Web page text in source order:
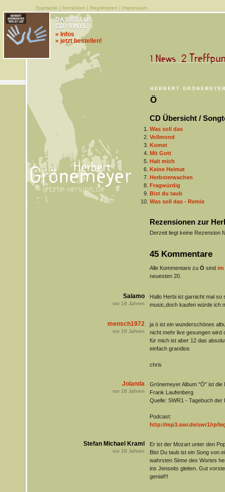
Startseite | Anmelden | Registrieren | Impressum
HERBERT
Ö
DAS IST LOS
CD / VINYL
» Infos
» jetzt bestellen!
CD Übersicht /
Was soll das
Vollmond
Komet
Mit Gott
Halt mich
Keine Heimat
Herbsterwachen
Fragwürdig
Bist du taub
Was soll das - Remix
Rezensionen zur
Derzeit liegt keine Rezension
45 Kommentare
Alle Kommentare zu Ö sind im
neuesten 20.
Salamo
vor 18 Jahren
Hallo Herbi ist garnicht mal so
music,doch kaufen würde ich
mensch1972
vor 18 Jahren
ja ö ist ein wunderschönes
nicht mehr live gesungen wird
für mich ist aber 12 das
einfach grandios
chris
Jolanda
vor 18 Jahren
Grönemeyer Album "Ö" ist die
Frank Laufenberg
Quelle: SWR1 - Tagebuch der
Podcast:
http://mp3.swr.de/swr1/rp/
Stefan Michael Kraml
vor 18 Jahren
Er ist der Mozart unter den
Bist Du taub ist ein Song von
wahrsten Sinne des Wortes
ins Jenseits gleiten. Gut
genial!!!